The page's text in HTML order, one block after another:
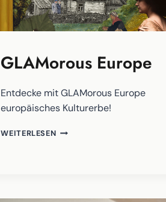
GLAMorous Europe
Entdecke mit GLAMorous Europe
europäisches Kulturerbe!
WEITERLESENGLAMOROUS